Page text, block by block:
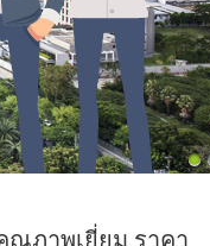
ณภาพเยี่ยม ราคา